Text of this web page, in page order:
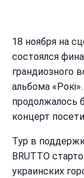
18 ноября на
состоялся
грандиозного
альбома
продолжалось
концерт
Тур в
BRUTTO
украинских